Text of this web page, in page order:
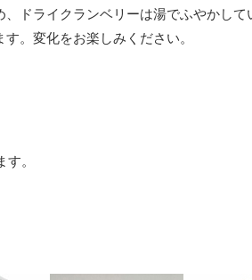
、ドライクランベリーは湯でふやかし
。変化をお楽しみください。
。